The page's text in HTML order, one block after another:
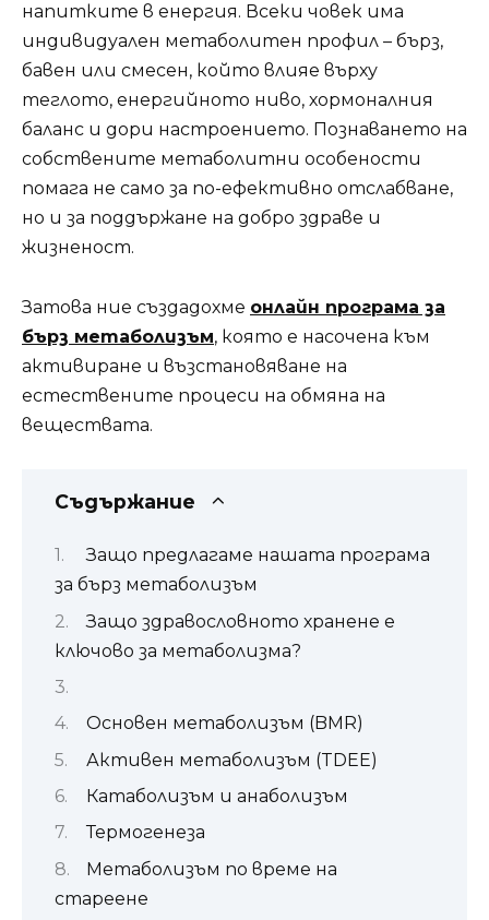
напитките в енергия. Всеки човек има
индивидуален метаболитен профил – бърз,
бавен или смесен, който влияе върху
теглото, енергийното ниво, хормоналния
баланс и дори настроението. Познаването на
собствените метаболитни особености
помага не само за по-ефективно отслабване,
но и за поддържане на добро здраве и
жизненост.
Затова ние създадохме онлайн програма за
бърз метаболизъм, която е насочена към
активиране и възстановяване на
естествените процеси на обмяна на
веществата.
Съдържание
Защо предлагаме нашата програма
за бърз метаболизъм
Защо здравословното хранене е
ключово за метаболизма?
Основен метаболизъм (BMR)
Активен метаболизъм (TDEE)
Катаболизъм и анаболизъм
Термогенеза
Метаболизъм по време на
стареене